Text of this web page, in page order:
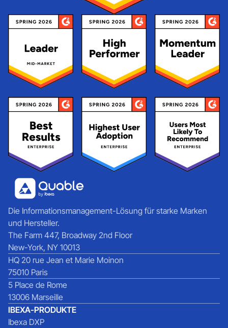
Die Informationsmanagement-Lösung für starke Marken
und Hersteller.
The Farm 447, Broadway 2nd Floor
New-York, NY 10013
HQ 20 rue Jean et Marie Moinon
75010 Paris
5 Place de Rome
13006 Marseille
IBEXA-PRODUKTE
Ibexa DXP